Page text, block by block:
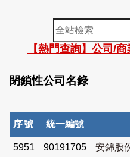
全
站
檢
索
【熱門查詢】公司/
閉鎖性公司名錄
序號 統一編號
5951 90191705 安錦股